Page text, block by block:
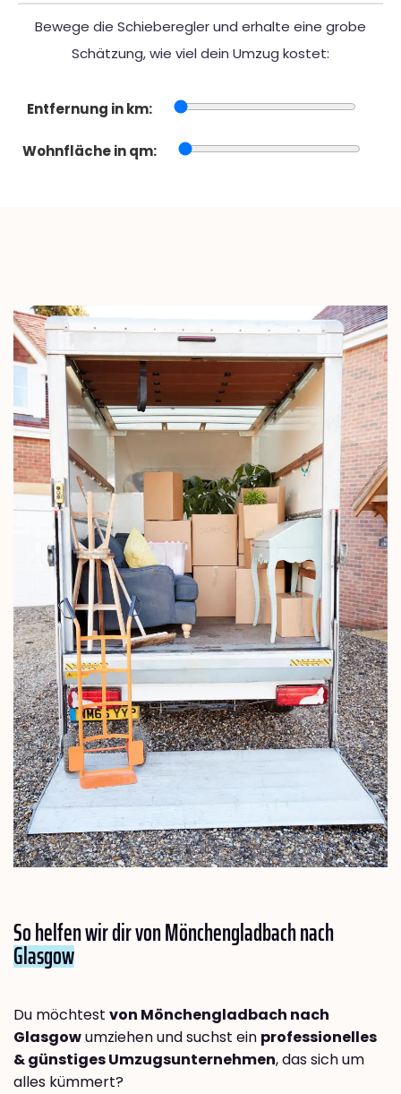
Bewege die Schieberegler und erhalte eine grobe
Schätzung, wie viel dein Umzug kostet:
Entfernung in km:
Wohnfläche in qm:
So helfen wir dir von Mönchengladbach nach
Glasgow
Du möchtest von Mönchengladbach nach
Glasgowumziehen und suchst ein professionelles
& günstiges Umzugsunternehmen, das sich um
alles kümmert?